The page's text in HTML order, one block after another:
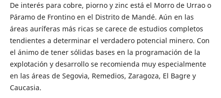
De interés para cobre, piorno y zinc está el Morro de Urrao o
Páramo de Frontino en el Distrito de Mandé. Aún en las
áreas auríferas más ricas se carece de estudios completos
tendientes a determinar el verdadero potencial minero. Con
el ánimo de tener sólidas bases en la programación de la
explotación y desarrollo se recomienda muy especialmente
en las áreas de Segovia, Remedios, Zaragoza, El Bagre y
Caucasia.